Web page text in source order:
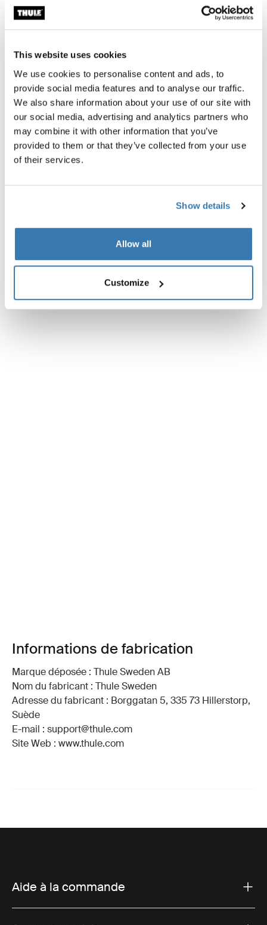
This website uses cookies
We use cookies to personalise content and ads, to
provide social media features and to analyse our traffic.
We also share information about your use of our site with
our social media, advertising and analytics partners who
may combine it with other information that you’ve
provided to them or that they’ve collected from your use
of their services.
Show details
Allow all
Customize
pour enfant Thule.
Toggle features
Toutes les caractéristiques
Caractéristiques techniques
Informations de fabrication
Marque déposée : Thule Sweden AB
Nom du fabricant : Thule Sweden
Adresse du fabricant : Borggatan 5, 335 73 Hillerstorp,
Suède
E-mail : support@thule.com
Site Web : www.thule.com
Aide à la commande